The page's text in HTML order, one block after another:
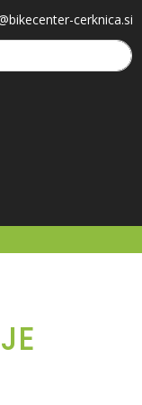
cerknica.si